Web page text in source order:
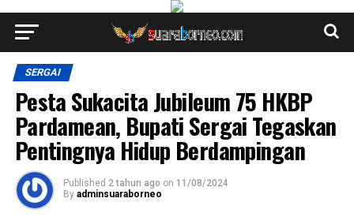
SERGAI
Pesta Sukacita Jubileum 75 HKBP
Pardamean, Bupati Sergai Tegaskan
Pentingnya Hidup Berdampingan
Published 2 tahun ago on 11/08/2024
By adminsuaraborneo